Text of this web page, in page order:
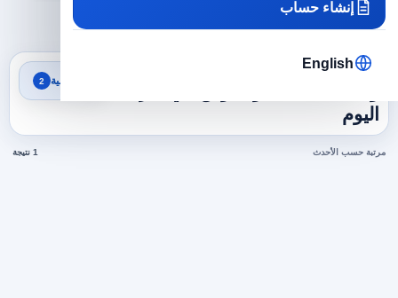
إنشاء حساب
Englishنتائج البحث
اليوم
تصفية 2
مرتبة حسب الأحدث 1 نتيجة